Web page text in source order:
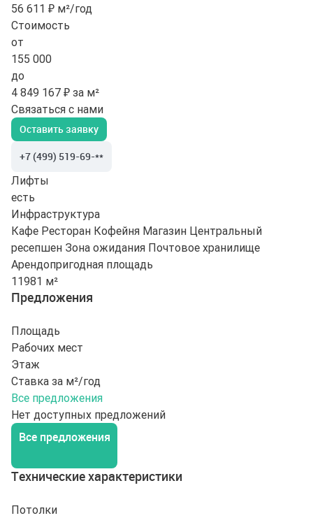
56 611 ₽ м²/год
Стоимость
от
155 000
до
4 849 167 ₽ за м²
Связаться с нами
Оставить заявку
+7 (499) 519-69-**
Лифты
есть
Инфраструктура
Кафе Ресторан Кофейня Магазин Центральный
ресепшен Зона ожидания Почтовое хранилище
Арендопригодная площадь
11981 м²
Предложения
Площадь
Рабочих мест
Этаж
Ставка за м²/год
Все предложения
Нет доступных предложений
Все предложения
Технические характеристики
Потолки